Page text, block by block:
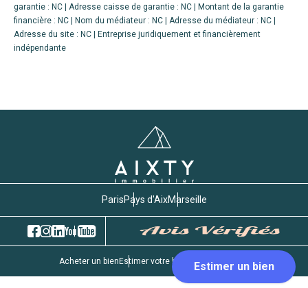
garantie : NC | Adresse caisse de garantie : NC | Montant de la garantie
financière : NC | Nom du médiateur : NC | Adresse du médiateur : NC |
Adresse du site : NC |
Entreprise juridiquement et financièrement
indépendante
Acheter un bien Estimer votre bien Gestion locative
ParisPays d'AixMarseille